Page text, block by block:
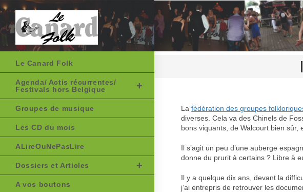
to
content
Le Canard Folk
Agenda/ Actis récurrentes/
Festivals hors Belgique
Groupes de musique
Les CD du mois
ALireOuNePasLire
Dossiers et Articles
A vos boutons
Lafédération des groupes
diverses. Cela va des Chinels de
bons viquants, de Walcourt bien sûr,
Il s’agit un peu d’une auberge
donne du prurit à certains ? Libre à
Il y a quelque dix ans, devant la
j’ai entrepris de retrouver les